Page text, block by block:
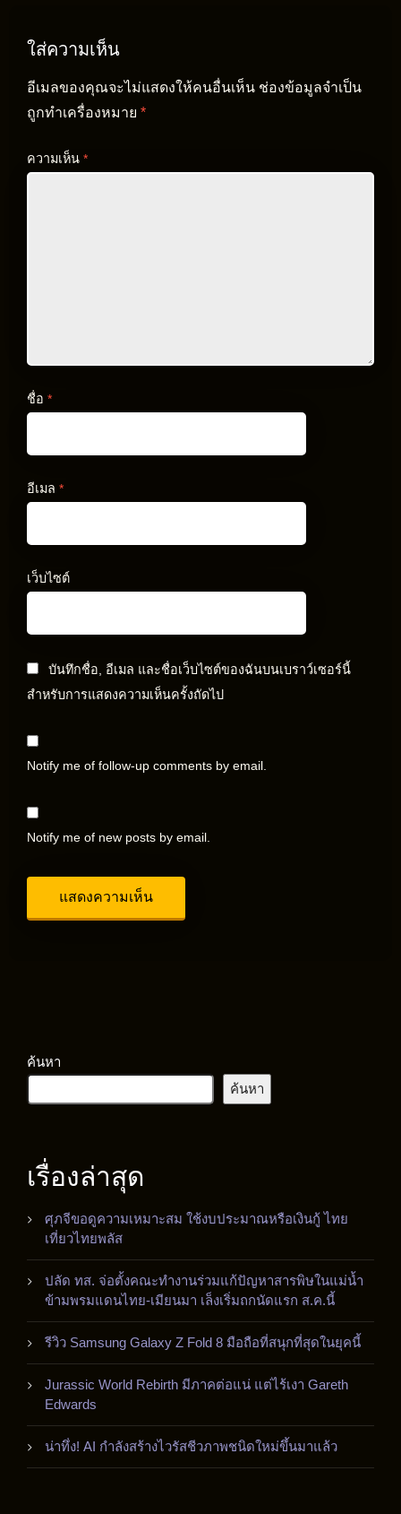
ใส่ความเห็น
อีเมลของคุณจะไม่แสดงให้คนอื่นเห็น ช่องข้อมูลจำเป็น
ถูกทำเครื่องหมาย *
ความเห็น *
ชื่อ *
อีเมล *
เว็บไซต์
บันทึกชื่อ, อีเมล และชื่อเว็บไซต์ของฉันบนเบราว์เซอร์นี้
สำหรับการแสดงความเห็นครั้งถัดไป
Notify me of follow-up comments by email.
Notify me of new posts by email.
ค้นหา
ค้นหา
เรื่องล่าสุด
ศุภจีขอดูความเหมาะสม ใช้งบประมาณหรือเงินกู้ ไทย
เที่ยวไทยพลัส
ปลัด ทส. จ่อตั้งคณะทำงานร่วมแก้ปัญหาสารพิษในแม่น้ำ
ข้ามพรมแดนไทย-เมียนมา เล็งเริ่มถกนัดแรก ส.ค.นี้
รีวิว Samsung Galaxy Z Fold 8 มือถือที่สนุกที่สุดในยุคนี้
Jurassic World Rebirth มีภาคต่อแน่ แต่ไร้เงา Gareth
Edwards
น่าทึ่ง! AI กำลังสร้างไวรัสชีวภาพชนิดใหม่ขึ้นมาแล้ว